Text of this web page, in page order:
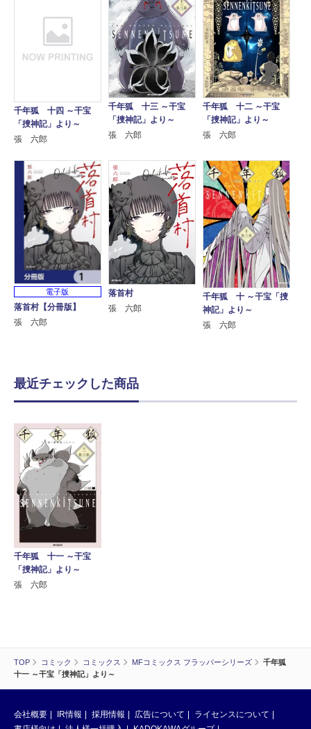
TOP コミック コミックス MFコミックス フラッパーシリーズ
千年狐
十一 ～干宝「捜神記」より～
千年狐 十四 ～干宝
「捜神記」より～
張 六郎
千年狐 十三 ～干宝
「捜神記」より～
張 六郎
千年狐 十二 ～干宝
「捜神記」より～
張 六郎
電子版
落首村【分冊版】
張 六郎
落首村
張 六郎
千年狐 十 ～干宝「捜
神記」より～
張 六郎
最近チェックした商品
千年狐 十一 ～干宝
「捜神記」より～
張 六郎
会社概要 IR情報 採用情報 広告について
ライセンスについて